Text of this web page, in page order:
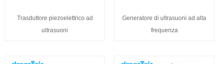
Trasduttore piezoelettrico ad
ultrasuoni
Generatore di ultrasuoni ad alta
frequenza